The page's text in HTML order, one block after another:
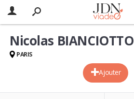
Ajouter
Nicolas BIANCIOTTO
PARIS